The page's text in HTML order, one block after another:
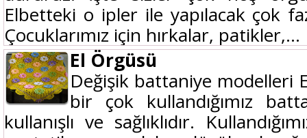
Elbetteki o ipler ile yapılacak çok
Çocuklarımız için hırkalar, patikler,...
El Örgüsü
Değişik battaniye modelleri
bir çok kullandığımız
kullanışlı ve sağlıklıdır.